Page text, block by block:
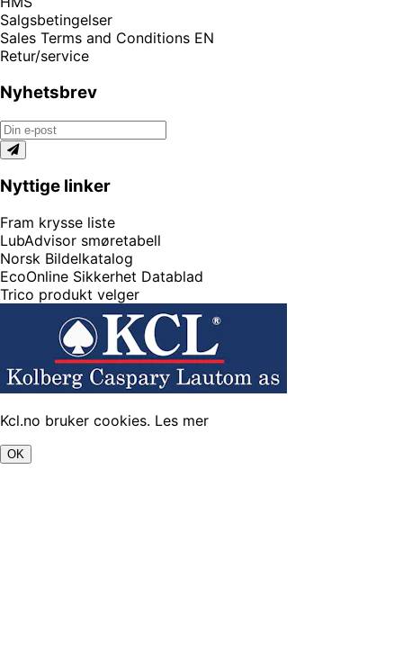
Salgsbetingelser
Sales Terms and Conditions EN
Retur/service
Nyhetsbrev
Nyttige linker
Fram krysse liste
LubAdvisor smøretabell
Norsk Bildelkatalog
EcoOnline Sikkerhet Datablad
Trico produkt velger
Kcl.no bruker cookies. Les mer
OK